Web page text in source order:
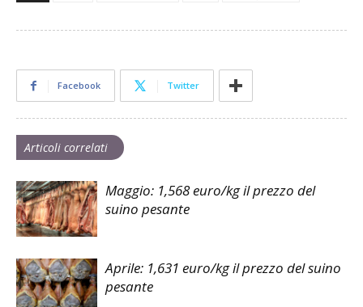
Facebook Twitter
Articoli correlati
Maggio: 1,568 euro/kg il prezzo del
suino pesante
Aprile: 1,631 euro/kg il prezzo del suino
pesante